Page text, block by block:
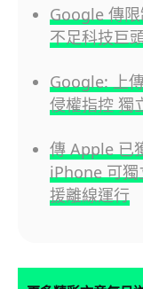
Google 傳
不足科技巨
Google: 上
侵權指控 獨
傳 Apple 已
iPhone 可獨
援離線運行